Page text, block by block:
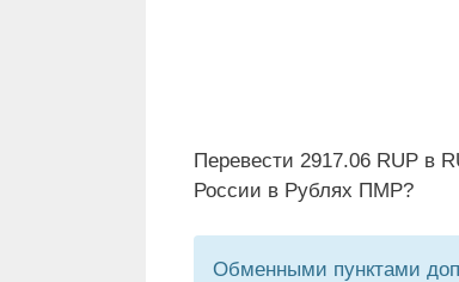
Перевести 2917.06 RUP в
России в Рублях ПМР?
Обменными пунктами